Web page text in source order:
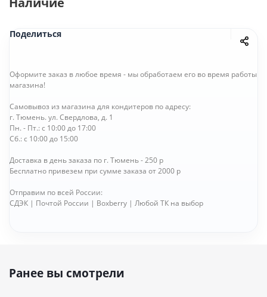
Поделиться
Оформите заказ в любое время - мы обработаем его во время работы
магазина!
Самовывоз из магазина для кондитеров по адресу:
г. Тюмень. ул. Свердлова, д. 1
Пн. - Пт.: с 10:00 до 17:00
Сб.: с 10:00 до 15:00
Доставка в день заказа по г. Тюмень - 250 р
Бесплатно привезем при сумме заказа от 2000 р
Отправим по всей России:
СДЭК | Почтой России | Boxberry | Любой ТК на выбор
Ранее вы смотрели